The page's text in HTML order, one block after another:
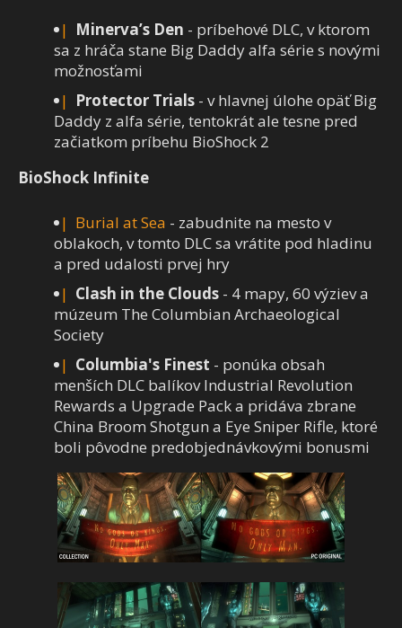
Minerva’s Den - príbehové DLC, v ktorom
sa z hráča stane Big Daddy alfa série s novými
možnosťami
Protector Trials - v hlavnej úlohe opäť Big
Daddy z alfa série, tentokrát ale tesne pred
začiatkom príbehu BioShock 2
BioShock Infinite
Burial at Sea - zabudnite na mesto v
oblakoch, v tomto DLC sa vrátite pod hladinu
a pred udalosti prvej hry
Clash in the Clouds - 4 mapy, 60 výziev a
múzeum The Columbian Archaeological
Society
Columbia's Finest - ponúka obsah
menších DLC balíkov Industrial Revolution
Rewards a Upgrade Pack a pridáva zbrane
China Broom Shotgun a Eye Sniper Rifle, ktoré
boli pôvodne predobjednávkovými bonusmi